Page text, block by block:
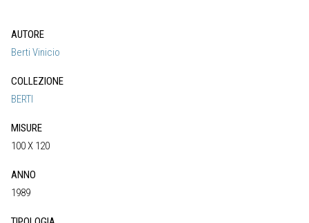
AUTORE
Berti Vinicio
COLLEZIONE
BERTI
MISURE
100 X 120
ANNO
1989